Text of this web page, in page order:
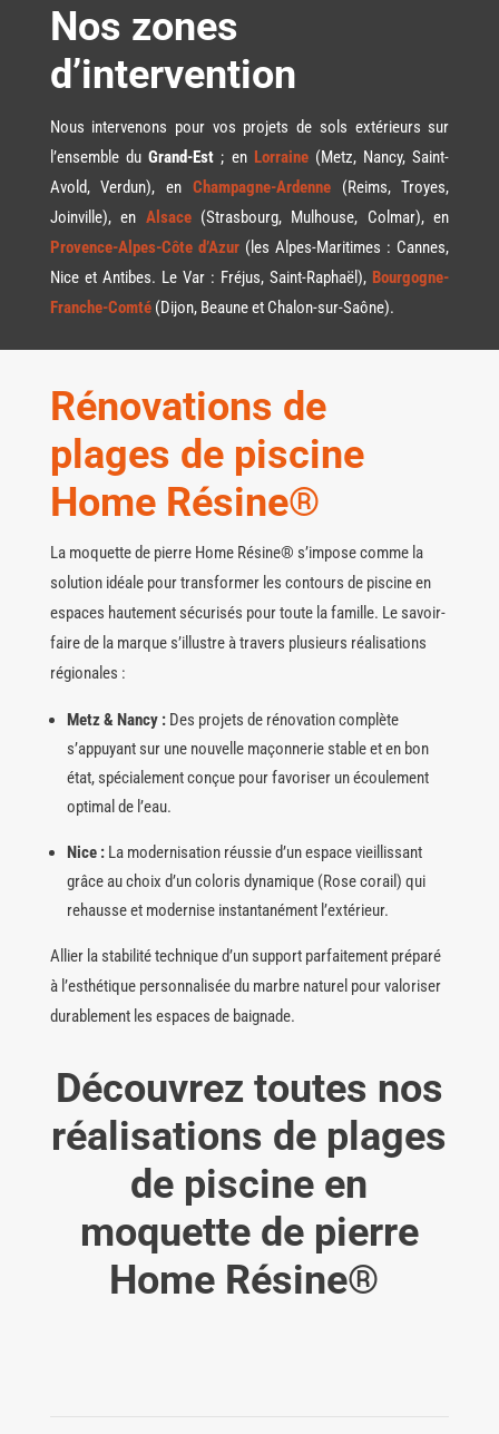
Nos zones
d’intervention
Nous intervenons pour vos projets de sols extérieurs sur
l’ensemble duGrand-Est ; en Lorraine(Metz, Nancy, Saint-
Avold, Verdun), en Champagne-Ardenne(Reims, Troyes,
Joinville), en Alsace(Strasbourg, Mulhouse, Colmar), en
Provence-Alpes-Côte d’Azur(les Alpes-Maritimes : Cannes,
Nice et Antibes. Le Var : Fréjus, Saint-Raphaël), Bourgogne-
Franche-Comté(Dijon, Beaune et Chalon-sur-Saône).
Rénovations de
plages de piscine
Home Résine®
La moquette de pierre Home Résine® s’impose comme la
solution idéale pour transformer les contours de piscine en
espaces hautement sécurisés pour toute la famille. Le savoir-
faire de la marque s’illustre à travers plusieurs réalisations
régionales :
Metz & Nancy :Des projets de rénovation complète
s’appuyant sur une nouvelle maçonnerie stable et en bon
état, spécialement conçue pour favoriser un écoulement
optimal de l’eau.
Nice :La modernisation réussie d’un espace vieillissant
grâce au choix d’un coloris dynamique (Rose corail) qui
rehausse et modernise instantanément l’extérieur.
Allier la stabilité technique d’un support parfaitement préparé
à l’esthétique personnalisée du marbre naturel pour valoriser
durablement les espaces de baignade.
Découvrez toutes nos
réalisations de plages
de piscine en
moquette de pierre
Home Résine®